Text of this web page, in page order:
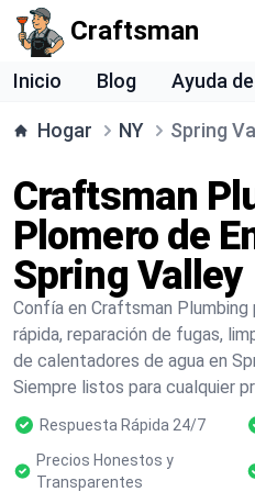
Craftsman
Inicio Blog Ayuda
Hogar NY Spring
Craftsman
Plomero de
Spring Valley
Confía en Craftsman
rápida, reparación de fugas,
de calentadores de agua en
Siempre listos para cualquier
Respuesta Rápida 24/7
Precios Honestos y
Transparentes